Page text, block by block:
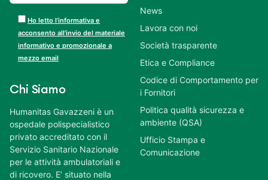
Ho letto l’informativa e
acconsento all’invio del materiale
informativo e promozionale a
mezzo email
Chi Siamo
Humanitas Gavazzeni è un
ospedale polispecialistico
privato accreditato con il
Servizio Sanitario Nazionale
per le attività ambulatoriali e
di ricovero. E’ situato nella
News
Lavora con noi
Società trasparente
Etica e Compliance
Codice di Comportamento per
i Fornitori
Politica qualità sicurezza e
ambiente (QSA)
Ufficio Stampa e
Comunicazione